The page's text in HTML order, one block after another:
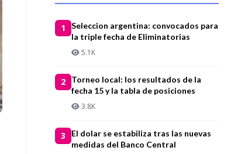
1
Seleccion argentina: convocados para
la triple fecha de Eliminatorias
5.1K
2
Torneo local: los resultados de la
fecha 15 y la tabla de posiciones
3.8K
3
El dolar se estabiliza tras las nuevas
medidas del Banco Central